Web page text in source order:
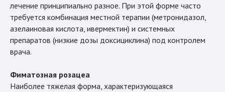
лечение принципиально разное. При этой форме часто
требуется комбинация местной терапии (метронидазол,
азелаиновая кислота, ивермектин) и системных
препаратов (низкие дозы доксициклина) под контролем
врача.
Фиматозная розацеа
Наиболее тяжелая форма, характеризующаяся